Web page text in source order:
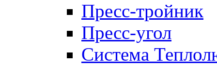
Пресс-тройник
Пресс-угол
Система